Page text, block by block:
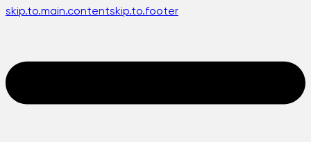
skip.to.main.contentskip.to.footer